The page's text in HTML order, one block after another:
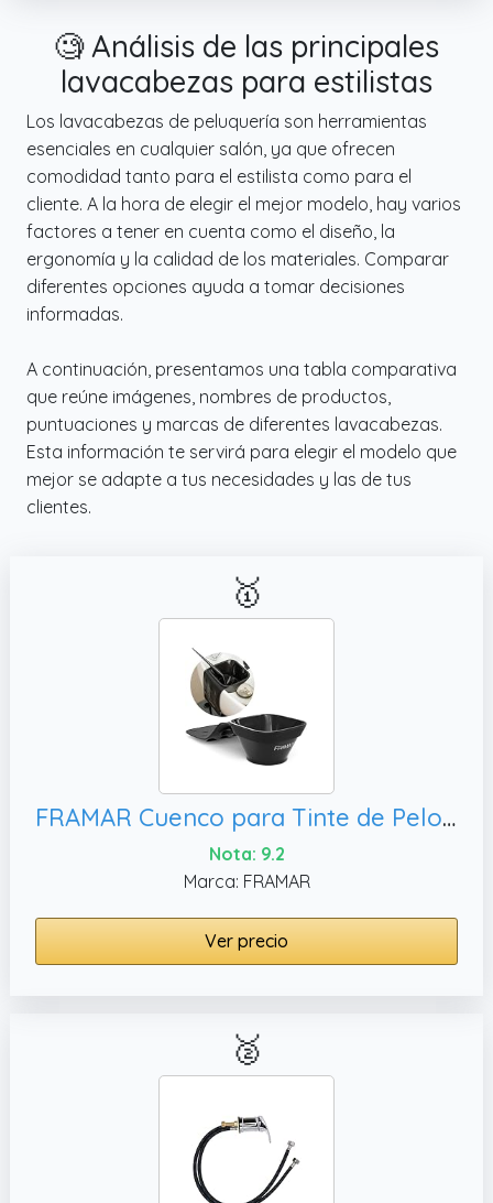
🧐 Análisis de las principales
lavacabezas para estilistas
Los lavacabezas de peluquería son herramientas
esenciales en cualquier salón, ya que ofrecen
comodidad tanto para el estilista como para el
cliente. A la hora de elegir el mejor modelo, hay varios
factores a tener en cuenta como el diseño, la
ergonomía y la calidad de los materiales. Comparar
diferentes opciones ayuda a tomar decisiones
informadas.
A continuación, presentamos una tabla comparativa
que reúne imágenes, nombres de productos,
puntuaciones y marcas de diferentes lavacabezas.
Esta información te servirá para elegir el modelo que
mejor se adapte a tus necesidades y las de tus
clientes.
🥇
FRAMAR Cuenco para Tinte de Pelo – Tazón de Peluquería para – 2 Unidades
Nota: 9.2
Marca: FRAMAR
Ver precio
🥈